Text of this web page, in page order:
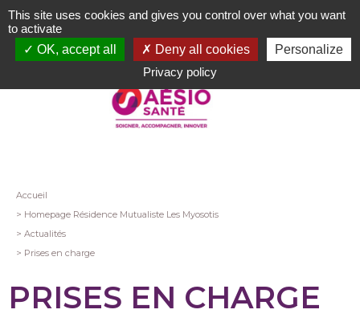
Aller
au
contenu
Fil
d'Ariane
Accueil
Homepage Résidence Mutualiste Les Myosotis
Actualités
Prises en charge
PRISES EN CHARGE
This site uses cookies and gives you control over what you want
to activate
OK, accept all
Deny all cookies
Personalize
Privacy policy